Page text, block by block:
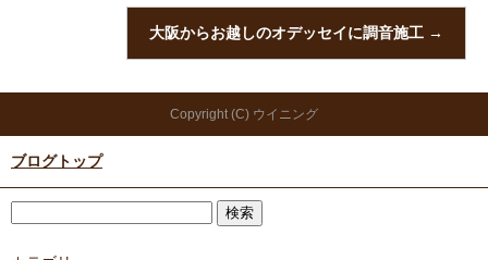
大阪からお越しのオデッセイに調音施工 →
Copyright (C) ウイニング
ブログトップ